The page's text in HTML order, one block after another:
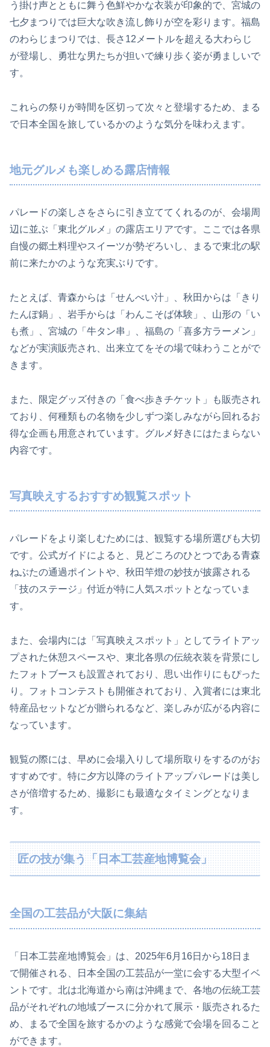
う掛け声とともに舞う色鮮やかな衣装が印象的で、宮城の
七夕まつりでは巨大な吹き流し飾りが空を彩ります。福島
のわらじまつりでは、長さ12メートルを超える大わらじ
が登場し、勇壮な男たちが担いで練り歩く姿が勇ましいで
す。
これらの祭りが時間を区切って次々と登場するため、まる
で日本全国を旅しているかのような気分を味わえます。
地元グルメも楽しめる露店情報
パレードの楽しさをさらに引き立ててくれるのが、会場周
辺に並ぶ「東北グルメ」の露店エリアです。ここでは各県
自慢の郷土料理やスイーツが勢ぞろいし、まるで東北の駅
前に来たかのような充実ぶりです。
たとえば、青森からは「せんべい汁」、秋田からは「きり
たんぽ鍋」、岩手からは「わんこそば体験」、山形の「い
も煮」、宮城の「牛タン串」、福島の「喜多方ラーメン」
などが実演販売され、出来立てをその場で味わうことがで
きます。
また、限定グッズ付きの「食べ歩きチケット」も販売され
ており、何種類もの名物を少しずつ楽しみながら回れるお
得な企画も用意されています。グルメ好きにはたまらない
内容です。
写真映えするおすすめ観覧スポット
パレードをより楽しむためには、観覧する場所選びも大切
です。公式ガイドによると、見どころのひとつである青森
ねぶたの通過ポイントや、秋田竿燈の妙技が披露される
「技のステージ」付近が特に人気スポットとなっていま
す。
また、会場内には「写真映えスポット」としてライトアッ
プされた休憩スペースや、東北各県の伝統衣装を背景にし
たフォトブースも設置されており、思い出作りにもぴった
り。フォトコンテストも開催されており、入賞者には東北
特産品セットなどが贈られるなど、楽しみが広がる内容に
なっています。
観覧の際には、早めに会場入りして場所取りをするのがお
すすめです。特に夕方以降のライトアップパレードは美し
さが倍増するため、撮影にも最適なタイミングとなりま
す。
匠の技が集う「日本工芸産地博覧会」
全国の工芸品が大阪に集結
「日本工芸産地博覧会」は、2025年6月16日から18日ま
で開催される、日本全国の工芸品が一堂に会する大型イベ
ントです。北は北海道から南は沖縄まで、各地の伝統工芸
品がそれぞれの地域ブースに分かれて展示・販売されるた
め、まるで全国を旅するかのような感覚で会場を回ること
ができます。